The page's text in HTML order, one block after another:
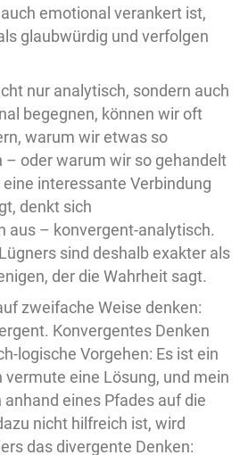
emotional verankert ist,
glaubwürdig und verfolgen
nur analytisch, sondern auch
begegnen, können wir oft
warum wir etwas so
– oder warum wir so gehandelt
interessante Verbindung
denkt sich
aus – konvergent-analytisch.
sind deshalb exakter als
der die Wahrheit sagt.
zweifache Weise denken:
Konvergentes Denken
logische Vorgehen: Es ist ein
vermute eine Lösung, und mein
eines Pfades auf die
nicht hilfreich ist, wird
das divergente Denken: